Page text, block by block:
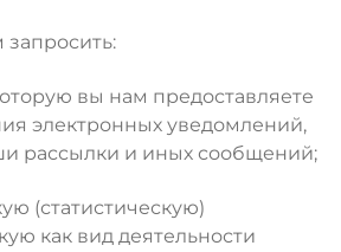
вы нам предоставляете
электронных уведомлений,
рассылки и иных сообщений;
(статистическую)
как вид деятельности